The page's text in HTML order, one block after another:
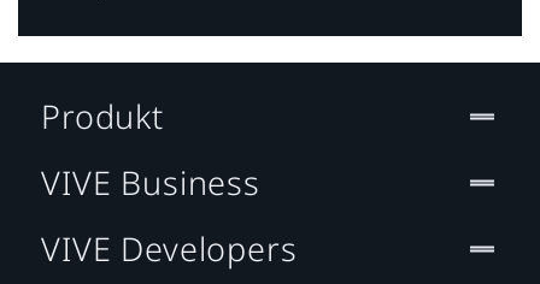
Produkt
VIVE Business
VIVE Developers